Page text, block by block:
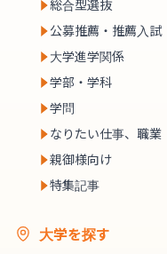
総合型選抜
公募推薦・推薦入試
大学進学関係
学部・学科
学問
なりたい仕事、職業
親御様向け
特集記事
大学を探す